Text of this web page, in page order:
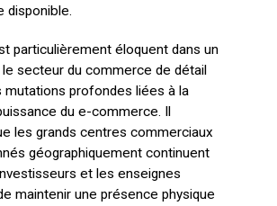
disponible.
particulièrement éloquent dans un
secteur du commerce de détail
mutations profondes liées à la
du e-commerce. Il
les grands centres commerciaux
géographiquement continuent
et les enseignes
maintenir une présence physique